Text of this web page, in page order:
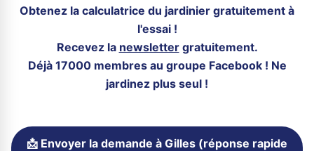
Obtenez la calculatrice du jardinier gratuitement à
l'essai !
Recevez la newslettergratuitement.
Déjà 17000 membres au groupe Facebook ! Ne
jardinez plus seul !
📩 Envoyer la demande à Gilles (réponse rapide